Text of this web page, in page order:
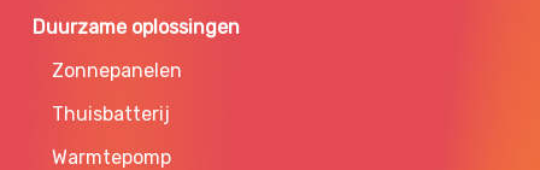
Duurzame oplossingen
Zonnepanelen
Thuisbatterij
Warmtepomp